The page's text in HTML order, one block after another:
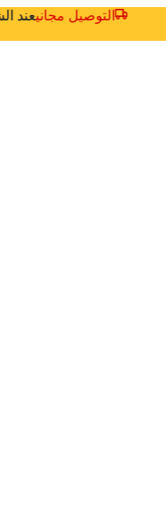
التوصيل مجانيعند